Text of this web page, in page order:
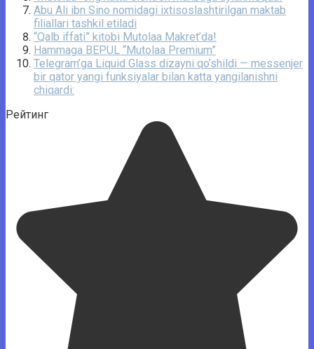
Abu Ali ibn Sino nomidagi ixtisoslashtirilgan maktab
filiallari tashkil etiladi
“Qalb iffati” kitobi Mutolaa Makret’da!
Hammaga BEPUL “Mutolaa Premium”
Telegram’ga Liquid Glass dizayni qo’shildi — messenjer
bir qator yangi funksiyalar bilan katta yangilanishni
chiqardi:
Рейтинг